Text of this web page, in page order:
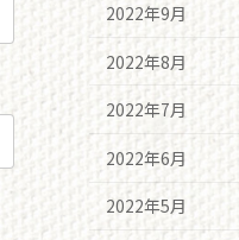
2022年9月
2022年8月
2022年7月
2022年6月
2022年5月